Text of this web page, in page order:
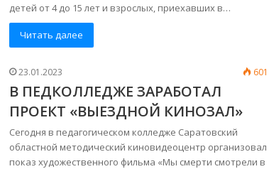
детей от 4 до 15 лет и взрослых, приехавших в…
Читать далее
23.01.2023 601
В ПЕДКОЛЛЕДЖЕ ЗАРАБОТАЛ
ПРОЕКТ «ВЫЕЗДНОЙ КИНОЗАЛ»
Сегодня в педагогическом колледже Саратовский
областной методический киновидеоцентр организовал
показ художественного фильма «Мы смерти смотрели в